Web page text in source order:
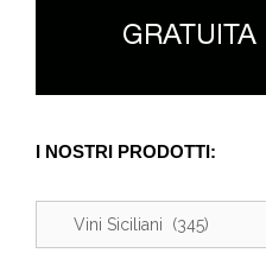
I NOSTRI PRODOTTI: